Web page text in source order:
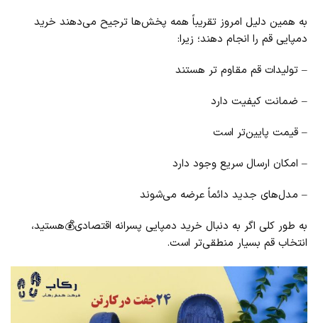
به همین دلیل امروز تقریباً همه پخش‌ها ترجیح می‌دهند خرید
دمپایی قم را انجام دهند؛ زیرا:
– تولیدات قم مقاوم ‌تر هستند
– ضمانت کیفیت دارد
– قیمت پایین‌تر است
– امکان ارسال سریع وجود دارد
– مدل‌های جدید دائماً عرضه می‌شوند
به طور کلی اگر به دنبال خرید دمپایی پسرانه اقتصادی💰هستید،
انتخاب قم بسیار منطقی‌تر است.